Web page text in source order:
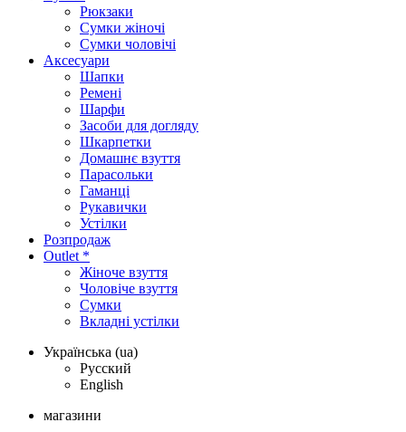
Рюкзаки
Сумки жіночі
Сумки чоловічі
Аксеcуари
Шапки
Ремені
Шарфи
Засоби для догляду
Шкарпетки
Домашнє взуття
Парасольки
Гаманці
Рукавички
Устілки
Розпродаж
Outlet *
Жіноче взуття
Чоловіче взуття
Сумки
Вкладні устілки
Українська (ua)
Русский
English
магазини